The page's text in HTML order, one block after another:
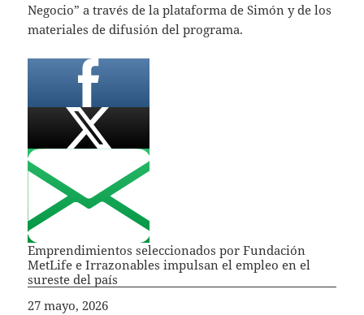
Negocio” a través de la plataforma de Simón y de los
materiales de difusión del programa.
Emprendimientos seleccionados por Fundación
MetLife e Irrazonables impulsan el empleo en el
sureste del país
Fecha
27 mayo, 2026